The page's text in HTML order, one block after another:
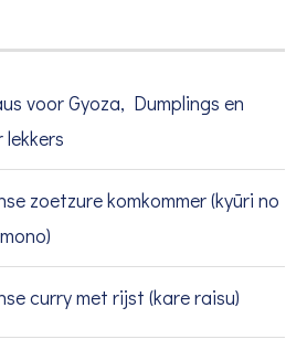
voor Gyoza, Dumplings en
lekkers
zoetzure komkommer (kyūri no
curry met rijst (kare raisu)